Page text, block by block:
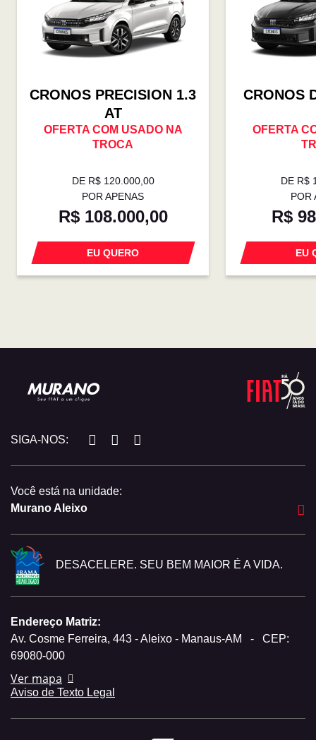
CRONOS PRECISION 1.3
AT
OFERTA COM USADO NA
TROCA
DE R$ 120.000,00
POR APENAS
R$ 108.000,00
EU QUERO
CRONOS
OFERTA
DE R$
POR
R$
EU
SIGA-NOS:
Você está na unidade:
Murano Aleixo
DESACELERE. SEU BEM MAIOR É A VIDA.
Endereço Matriz:
Av. Cosme Ferreira, 443 - Aleixo - Manaus-AM
-
CEP:
69080-000
Ver mapa
Aviso de Texto Legal